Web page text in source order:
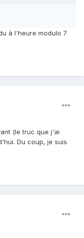
à l'heure modulo 7
(le truc que j'ai
Du coup, je suis